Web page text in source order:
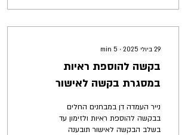
29 ביולי 2025 ∙
5
min
בקשה להוספת ראיות
במסגרת בקשה לאישור
נייר העמדה דן במבחנים החלים
בבקשה להוספת ראיות ולזימון עד
בשלב הבקשה לאישור תובענה